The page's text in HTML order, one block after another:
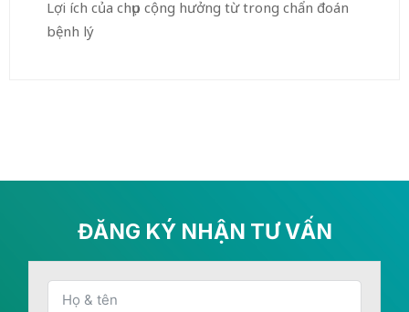
Lợi ích của chụp cộng hưởng từ trong chẩn đoán
bệnh lý
ĐĂNG KÝ NHẬN TƯ VẤN